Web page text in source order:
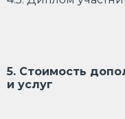
5. Стоимость
и услуг